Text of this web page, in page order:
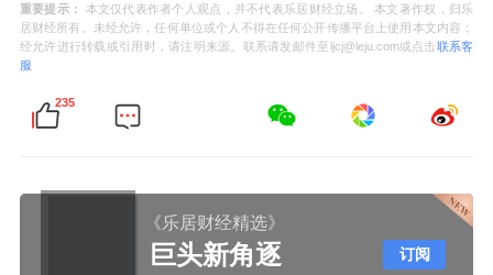
重要提示：
本文仅代表作者个人观点，并不代表乐居财经立场。 本文著作权，归乐
居财经所有。未经允许，任何单位或个人不得在任何公开传播平台上使用本文内容；
经允许进行转载或引用时，请注明来源。联系请发邮件至ljcj@leju.com或点击联系客
服
235
《乐居财经精选》
巨头新角逐 订阅